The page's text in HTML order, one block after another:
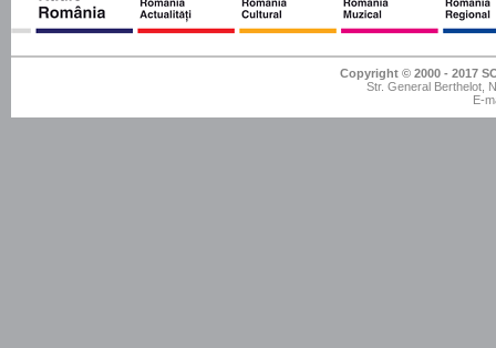
Copyright © 2000 - 2017
Str. General Berthelot,
E-